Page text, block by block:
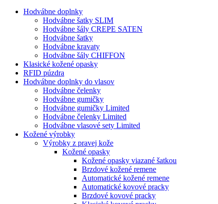
Hodvábne doplnky
Hodvábne šatky SLIM
Hodvábne šály CREPE SATEN
Hodvábne šatky
Hodvábne kravaty
Hodvábne šály CHIFFON
Klasické kožené opasky
RFID púzdra
Hodvábne doplnky do vlasov
Hodvábne čelenky
Hodvábne gumičky
Hodvábne gumičky Limited
Hodvábne čelenky Limited
Hodvábne vlasové sety Limited
Kožené výrobky
Výrobky z pravej kože
Kožené opasky
Kožené opasky viazané šatkou
Brzdové kožené remene
Automatické kožené remene
Automatické kovové pracky
Brzdové kovové pracky